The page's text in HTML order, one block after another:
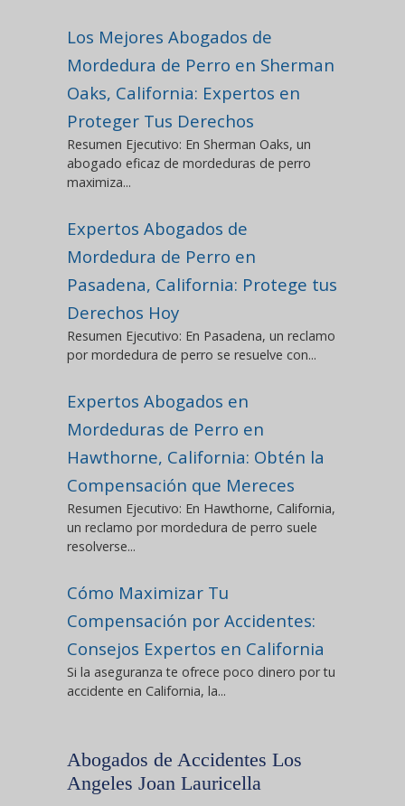
Los Mejores Abogados de
Mordedura de Perro en Sherman
Oaks, California: Expertos en
Proteger Tus Derechos
Resumen Ejecutivo: En Sherman Oaks, un
abogado eficaz de mordeduras de perro
maximiza...
Expertos Abogados de
Mordedura de Perro en
Pasadena, California: Protege tus
Derechos Hoy
Resumen Ejecutivo: En Pasadena, un reclamo
por mordedura de perro se resuelve con...
Expertos Abogados en
Mordeduras de Perro en
Hawthorne, California: Obtén la
Compensación que Mereces
Resumen Ejecutivo: En Hawthorne, California,
un reclamo por mordedura de perro suele
resolverse...
Cómo Maximizar Tu
Compensación por Accidentes:
Consejos Expertos en California
Si la aseguranza te ofrece poco dinero por tu
accidente en California, la...
Abogados de Accidentes Los
Angeles Joan Lauricella